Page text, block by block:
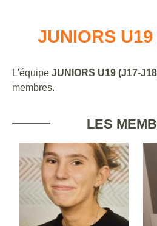
JUNIORS
L'équipe JUNIORS U19 (J17-
membres.
LES